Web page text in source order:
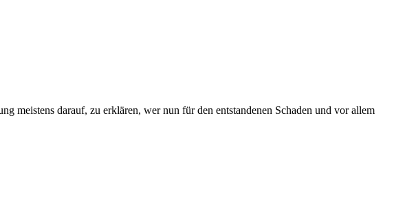
meistens darauf, zu erklären, wer nun für den entstandenen Schaden und vor allem